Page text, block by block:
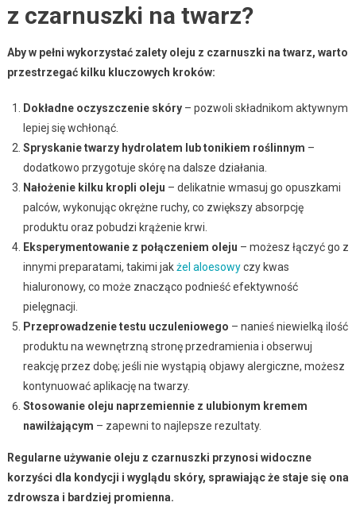
z czarnuszki na twarz?
Aby w pełni wykorzystać zalety oleju z czarnuszki na twarz, warto
przestrzegać kilku kluczowych kroków:
Dokładne oczyszczenie skóry– pozwoli składnikom aktywnym
lepiej się wchłonąć.
Spryskanie twarzy hydrolatem lub tonikiem roślinnym –
dodatkowo przygotuje skórę na dalsze działania.
Nałożenie kilku kropli oleju – delikatnie wmasuj go opuszkami
palców, wykonując okrężne ruchy, co zwiększy absorpcję
produktu oraz pobudzi krążenie krwi.
Eksperymentowanie z połączeniem oleju – możesz łączyć go z
innymi preparatami, takimi jakżel aloesowyczy kwas
hialuronowy, co może znacząco podnieść efektywność
pielęgnacji.
Przeprowadzenie testu uczuleniowego – nanieś niewielką ilość
produktu na wewnętrzną stronę przedramienia i obserwuj
reakcję przez dobę; jeśli nie wystąpią objawy alergiczne, możesz
kontynuować aplikację na twarzy.
Stosowanie oleju naprzemiennie z ulubionym kremem
nawilżającym – zapewni to najlepsze rezultaty.
Regularne używanie oleju z czarnuszki przynosi widoczne
korzyści dla kondycji i wyglądu skóry, sprawiając że staje się ona
zdrowsza i bardziej promienna.